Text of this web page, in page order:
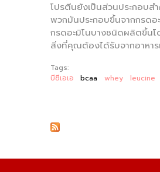
โปรตีนยังเป็นส่วนประกอบ
พวกมันประกอบขึ้นจากกรดอ
กรดอะมิโนบางชนิดผลิตขึ้น
สิ่งที่คุณต้องได้รับจากอาหาร
Tags:
บีซีเอเอ
bcaa whey leucine